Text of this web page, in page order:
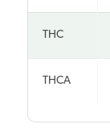
THC
THCA